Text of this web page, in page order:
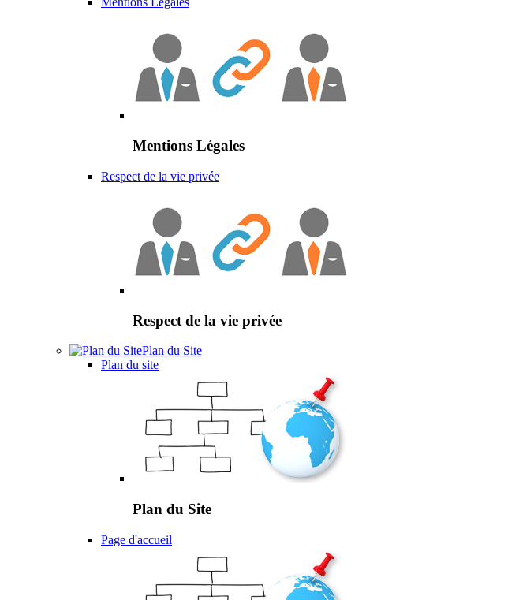
Mentions Légales
Respect de la vie privée
Respect de la vie privée
Plan du Site
Plan du site
Plan du Site
Page d'accueil